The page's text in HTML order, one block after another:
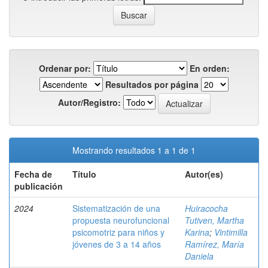
Ordenar por:
En orden:
Resultados por página
Autor/Registro:
Mostrando resultados 1 a 1 de 1
Fecha de
publicación
Título Autor(es)
2024
Sistematización de una
propuesta neurofuncional
psicomotriz para niños y
jóvenes de 3 a 14 años
Huiracocha
Tutiven, Martha
Karina; Vintimilla
Ramírez, María
Daniela